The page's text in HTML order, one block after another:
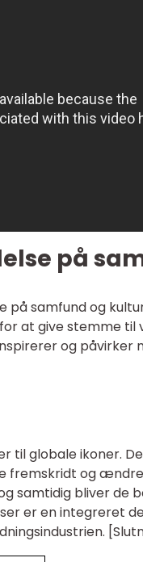
på
på samfund og
at give stemme til
og påvirker
til globale ikoner.
fremskridt og
samtidig bliver de
er en integreret